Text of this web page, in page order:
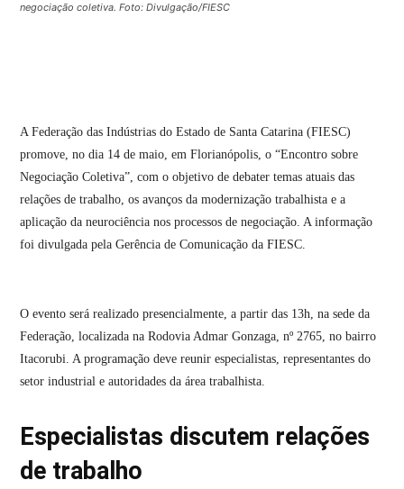
negociação coletiva. Foto: Divulgação/FIESC
A Federação das Indústrias do Estado de Santa Catarina (FIESC)
promove, no dia 14 de maio, em Florianópolis, o “Encontro sobre
Negociação Coletiva”, com o objetivo de debater temas atuais das
relações de trabalho, os avanços da modernização trabalhista e a
aplicação da neurociência nos processos de negociação. A informação
foi divulgada pela Gerência de Comunicação da FIESC.
O evento será realizado presencialmente, a partir das 13h, na sede da
Federação, localizada na Rodovia Admar Gonzaga, nº 2765, no bairro
Itacorubi. A programação deve reunir especialistas, representantes do
setor industrial e autoridades da área trabalhista.
Especialistas discutem relações
de trabalho